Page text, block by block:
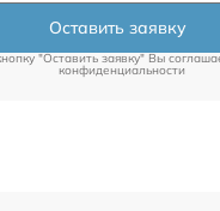
Оставить заявку
"Оставить заявку" Вы
конфиденциальности